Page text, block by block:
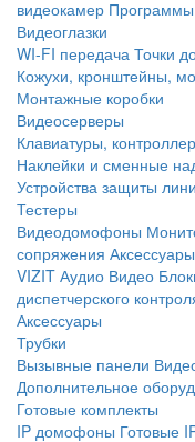
видеокамер
Видеоглазки
WI-FI передача Точки
Кожухи, кронштейны,
Монтажные коробки
Видеосерверы
Клавиатуры,
Наклейки и сменные
Устройства защиты
Тестеры
Видеодомофоны
сопряжения
VIZIT Аудио Видео
диспетчерского
Аксессуары
Трубки
Вызывные панели
Дополнительное
Готовые комплекты
IP домофоны Готовые